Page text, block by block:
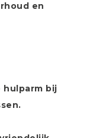
en
bij